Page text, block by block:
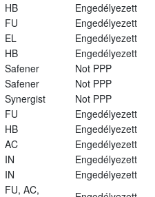
HB
Engedélyezett
FU
Engedélyezett
EL
Engedélyezett
HB
Engedélyezett
Safener
Not PPP
Safener
Not PPP
Synergist
Not PPP
FU
Engedélyezett
HB
Engedélyezett
AC
Engedélyezett
IN
Engedélyezett
IN
Engedélyezett
FU, AC,